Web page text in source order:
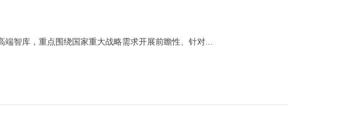
智库，重点围绕国家重大战略需求开展前瞻性、针对...